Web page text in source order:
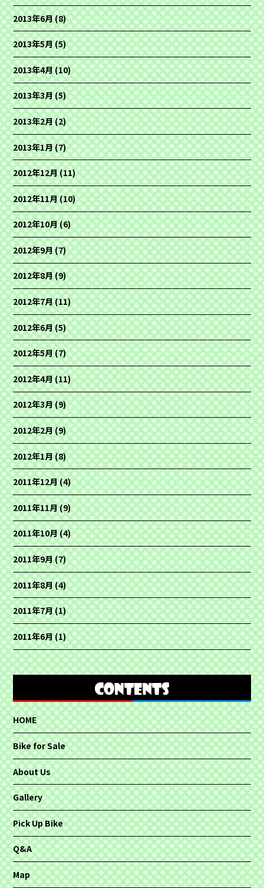
2013年6月(8)
2013年5月(5)
2013年4月(10)
2013年3月(5)
2013年2月(2)
2013年1月(7)
2012年12月(11)
2012年11月(10)
2012年10月(6)
2012年9月(7)
2012年8月(9)
2012年7月(11)
2012年6月(5)
2012年5月(7)
2012年4月(11)
2012年3月(9)
2012年2月(9)
2012年1月(8)
2011年12月(4)
2011年11月(9)
2011年10月(4)
2011年9月(7)
2011年8月(4)
2011年7月(1)
2011年6月(1)
HOME
Bike for Sale
About Us
Gallery
Pick Up Bike
Q&A
Map